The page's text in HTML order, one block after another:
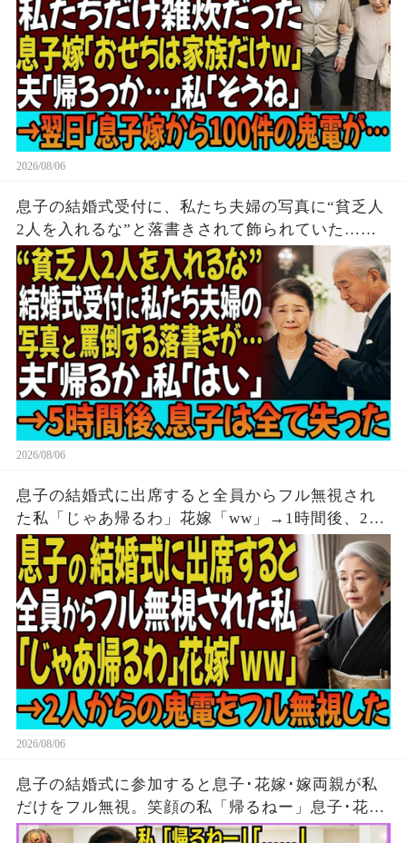
2026/08/06
息子の結婚式受付に、私たち夫婦の写真に“貧乏人
2人を入れるな”と落書きされて飾られていた…夫
「帰るか」私「はい」→無言で立ち去った5時間
後、息子は全てを失う結末を迎えた
2026/08/06
息子の結婚式に出席すると全員からフル無視され
た私「じゃあ帰るわ」花嫁「ww」→1時間後、2人
からの鬼電をフル無視した
2026/08/06
息子の結婚式に参加すると息子･花嫁･嫁両親が私
だけをフル無視。笑顔の私「帰るねー」息子･花
嫁･嫁両親「…」→5分後、大量の着信がきたが無